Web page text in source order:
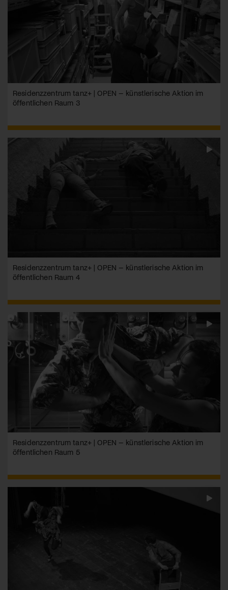
Residenzzentrum tanz+ | OPEN – künstlerische Aktion im
öffentlichen Raum 3
Residenzzentrum tanz+ | OPEN – künstlerische Aktion im
öffentlichen Raum 4
Residenzzentrum tanz+ | OPEN – künstlerische Aktion im
öffentlichen Raum 5